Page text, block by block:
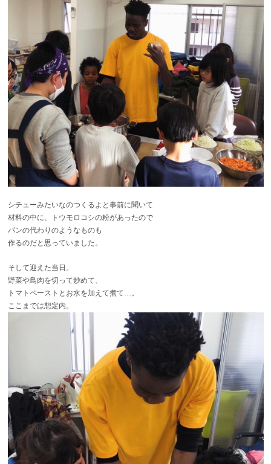
シチューみたいなのつくるよと事前に聞いて
材料の中に、トウモロコシの粉があったので
パンの代わりのようなものも
作るのだと思っていました。
そして迎えた当日。
野菜や鳥肉を切って炒めて、
トマトペーストとお水を加えて煮て…。
ここまでは想定内。